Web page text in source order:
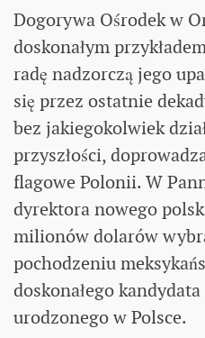
Dogorywa Ośrodek w
doskonałym
radę nadzorczą jego
się przez ostatnie
bez jakiegokolwiek
przyszłości,
flagowe Polonii. W
dyrektora nowego
milionów dolarów
pochodzeniu
doskonałego
urodzonego w Polsce.